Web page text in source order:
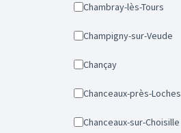
Chambray-lès-Tours
Champigny-sur-Veude
Chançay
Chanceaux-près-Loches
Chanceaux-sur-Choisille